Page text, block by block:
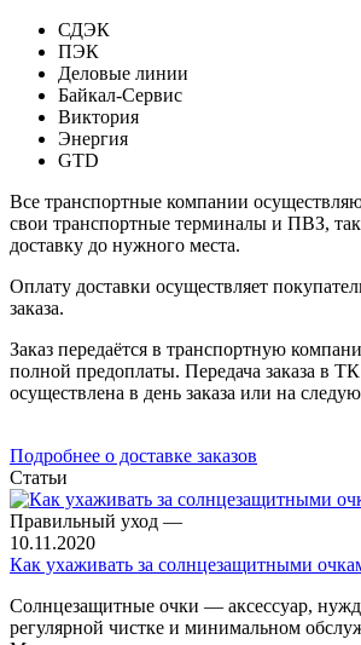
СДЭК
ПЭК
Деловые линии
Байкал-Сервис
Виктория
Энергия
GTD
Все транспортные компании
свои транспортные терминалы и ПВЗ,
доставку до нужного места.
Оплату доставки осуществляет
заказа.
Заказ передаётся в транспортную
полной предоплаты. Передача заказа в
осуществлена в день заказа или на
Подробнее о доставке заказов
Статьи
Правильный уход —
10.11.2020
Как ухаживать за солнцезащитными
Солнцезащитные очки — аксессуар,
регулярной чистке и минимальном